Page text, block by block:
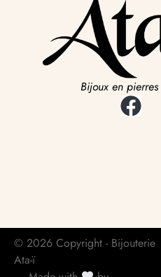
Bijoux en pierres
© 2026 Copyright - Bijouterie
Ata-ï